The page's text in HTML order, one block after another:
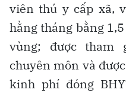
viên thú y cấp xã,
hằng tháng bằng
vùng; được tham
chuyên môn và
kinh phí đóng